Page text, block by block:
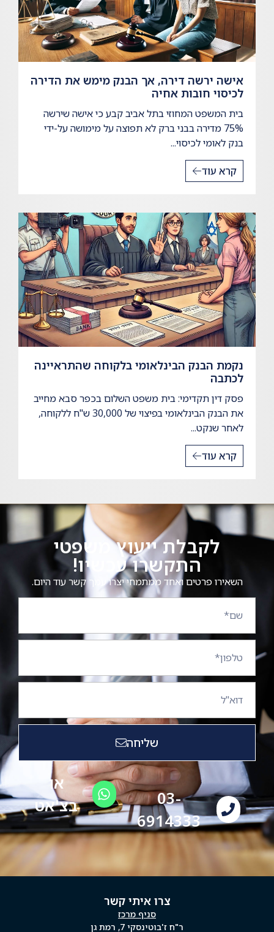
אישה ירשה דירה, אך הבנק מימש את הדירה
לכיסוי חובות אחיה
בית המשפט המחוזי בתל אביב קבע כי אישה שירשה
75% מדירה בבני ברק לא תפוצה על מימושה על-ידי
בנק לאומי לכיסוי...
קרא עוד
נקמת הבנק הבינלאומי בלקוחה שהתראיינה
לכתבה
פסק דין תקדימי: בית משפט השלום בכפר סבא מחייב
את הבנק הבינלאומי בפיצוי של 30,000 ש"ח ללקוחה,
לאחר שנקט...
קרא עוד
לקבלת ייעוץ משפטי
התקשרו עכשיו!
השאירו פרטים ואחד ממתמחי יצרו עמך קשר עוד היום.
שליחה
03-
6914333
או
בצ'אט
צרו איתי קשר
סניף מרכז
ר"ח ז'בוטינסקי 7, רמת גן